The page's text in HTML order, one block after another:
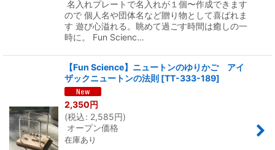
名入れプレートで名入れが１個〜作成できます
ので 個人名や団体名など贈り物として喜ばれま
す 遊び心溢れる。眺めて過ごす時間は癒しの一
時に。 Fun Scienc…
【Fun Science】ニュートンのゆりかご アイ
ザックニュートンの法則 [TT-333-189]
2,350円
(税込: 2,585円)
オープン価格
在庫あり